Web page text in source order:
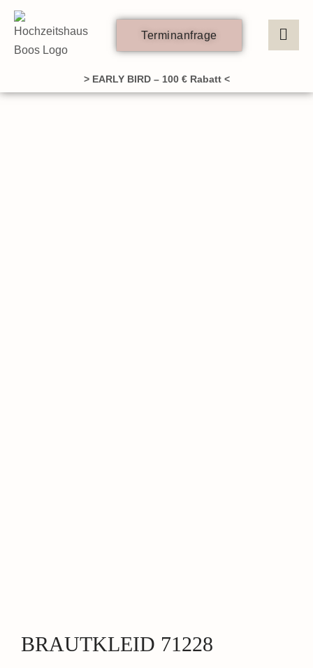
Zum
Inhalt
springen
Terminanfrage
> EARLY BIRD – 100 € Rabatt <
BRAUTKLEID 71228